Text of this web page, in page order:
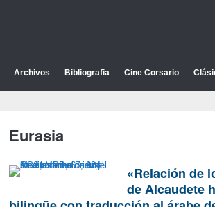
Archivos Bibliografia Cine Corsario
Eurasia
«Relación de
de Alcaudete